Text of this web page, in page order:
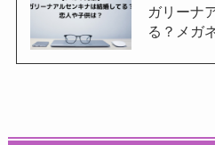
ガリーナ
る？メガ